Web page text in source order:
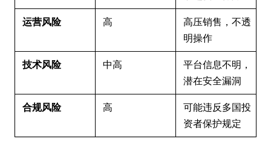
运营风险
高
高压销售，不透
明操作
技术风险
中高
平台信息不明，
潜在安全漏洞
合规风险
高
可能违反多国投
资者保护规定